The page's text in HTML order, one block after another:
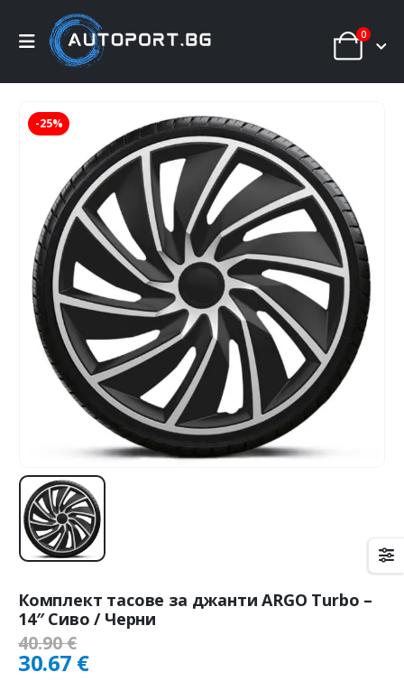
0
-25%
Комплект тасове за джанти ARGO Turbo –
14″ Сиво / Черни
40.90€
30.67 €